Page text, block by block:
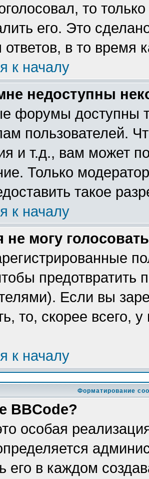
то
его. Это
ответов, в то время
к началу
недоступны
форумы доступны
пользователей.
и т.д., вам может
Только
такое
к началу
не могу
предотвратить
Если вы
то, скорее всего,
к началу
Форматирование
BBCode?
особая
его в каждом